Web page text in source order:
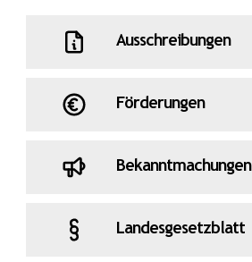
Ausschreibungen
Förderungen
Bekanntmachungen
Landesgesetzblatt